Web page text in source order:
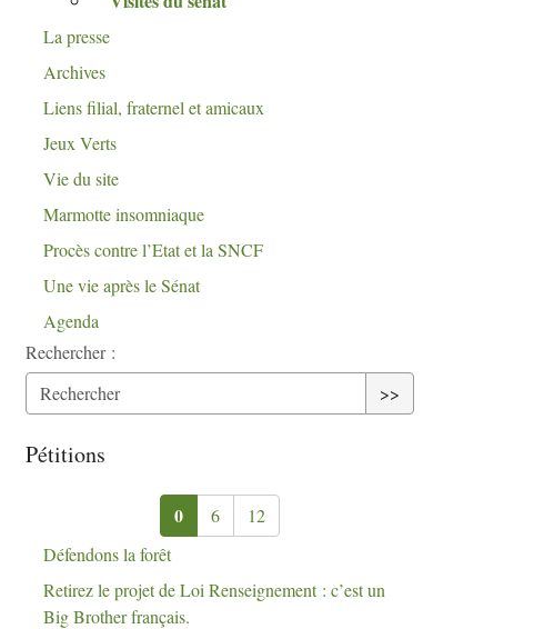
La presse
Archives
Liens filial, fraternel et amicaux
Jeux Verts
Vie du site
Marmotte insomniaque
Procès contre l’Etat et la SNCF
Une vie après le Sénat
Agenda
Rechercher :
>>
Pétitions
0 6
12
Défendons la forêt
Retirez le projet de Loi Renseignement : c’est un
Big Brother français.